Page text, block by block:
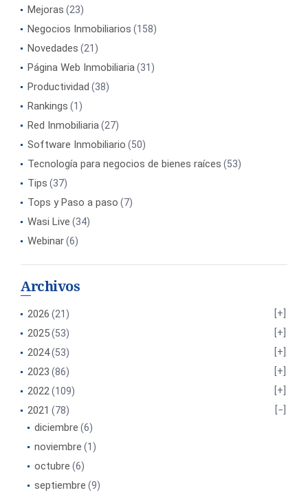
Mejoras (23)
Negocios Inmobiliarios (158)
Novedades (21)
Página Web Inmobiliaria(31)
Productividad (38)
Rankings (1)
Red Inmobiliaria(27)
Software Inmobiliario (50)
Tecnología para negocios de bienes raíces (53)
Tips (37)
Tops y Paso a paso (7)
Wasi Live (34)
Webinar(6)
Archivos
2026 (21)
2025(53)
2024(53)
2023 (86)
2022(109)
2021 (78)
diciembre (6)
noviembre (1)
octubre (6)
septiembre (9)